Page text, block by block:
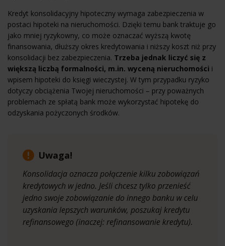
Kredyt konsolidacyjny hipoteczny wymaga zabezpieczenia w
postaci hipoteki na nieruchomości. Dzięki temu bank traktuje go
jako mniej ryzykowny, co może oznaczać wyższą kwotę
finansowania, dłuższy okres kredytowania i niższy koszt niż przy
konsolidacji bez zabezpieczenia. Trzeba jednak liczyć się z
większą liczbą formalności, m.in. wyceną nieruchomości i
wpisem hipoteki do księgi wieczystej. W tym przypadku ryzyko
dotyczy obciążenia Twojej nieruchomości – przy poważnych
problemach ze spłatą bank może wykorzystać hipotekę do
odzyskania pożyczonych środków.
Uwaga!
Konsolidacja oznacza połączenie kilku zobowiązań
kredytowych w jedno. Jeśli chcesz tylko przenieść
jedno swoje zobowiązanie do innego banku w celu
uzyskania lepszych warunków, poszukaj kredytu
refinansowego (inaczej: refinansowanie kredytu).